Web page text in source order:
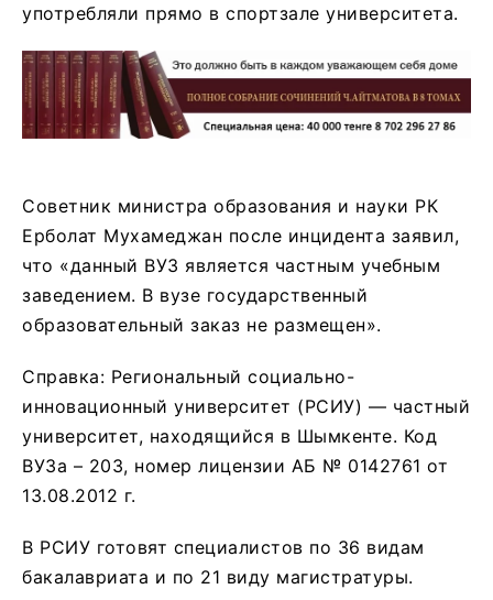
употребляли прямо в спортзале университета.
Советник министра образования и науки РК
Ерболат Мухамеджан после инцидента заявил,
что «данный ВУЗ является частным учебным
заведением. В вузе государственный
образовательный заказ не размещен».
Справка: Региональный социально-
инновационный университет (РСИУ) — частный
университет, находящийся в Шымкенте. Код
ВУЗа – 203, номер лицензии АБ № 0142761 от
13.08.2012 г.
В РСИУ готовят специалистов по 36 видам
бакалавриата и по 21 виду магистратуры.